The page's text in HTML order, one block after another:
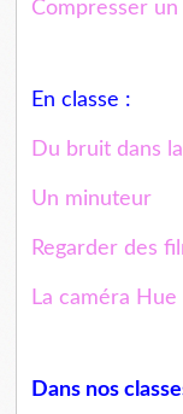
Compresser un
En classe :
Du bruit dans
Un minuteur
Regarder des
La caméra Hue
Dans nos